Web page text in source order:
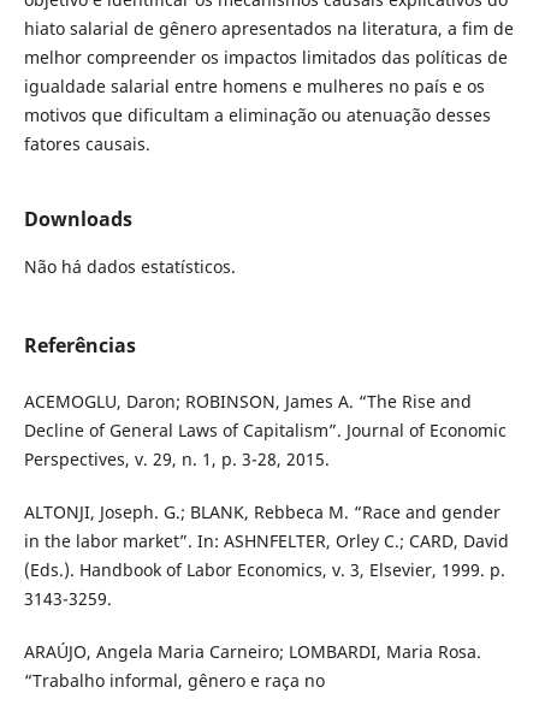
hiato salarial de gênero apresentados na literatura, a fim de
melhor compreender os impactos limitados das políticas de
igualdade salarial entre homens e mulheres no país e os
motivos que dificultam a eliminação ou atenuação desses
fatores causais.
Downloads
Não há dados estatísticos.
Referências
ACEMOGLU, Daron; ROBINSON, James A. “The Rise and
Decline of General Laws of Capitalism”. Journal of Economic
Perspectives, v. 29, n. 1, p. 3-28, 2015.
ALTONJI, Joseph. G.; BLANK, Rebbeca M. “Race and gender
in the labor market”. In: ASHNFELTER, Orley C.; CARD, David
(Eds.). Handbook of Labor Economics, v. 3, Elsevier, 1999. p.
3143-3259.
ARAÚJO, Angela Maria Carneiro; LOMBARDI, Maria Rosa.
“Trabalho informal, gênero e raça no